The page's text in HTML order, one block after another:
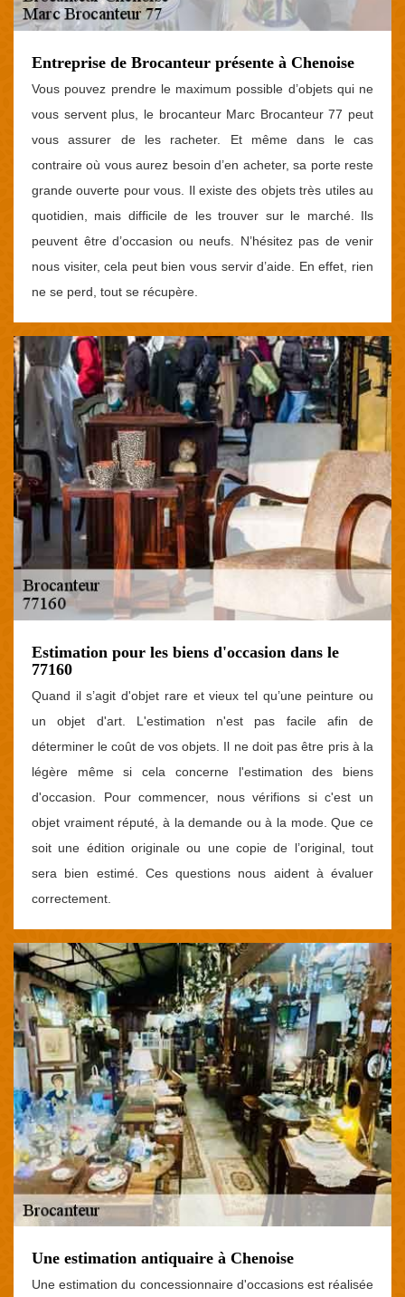
Entreprise de Brocanteur présente à Chenoise
Vous pouvez prendre le maximum possible d’objets qui ne
vous servent plus, le brocanteur Marc Brocanteur 77 peut
vous assurer de les racheter. Et même dans le cas
contraire où vous aurez besoin d’en acheter, sa porte reste
grande ouverte pour vous. Il existe des objets très utiles au
quotidien, mais difficile de les trouver sur le marché. Ils
peuvent être d’occasion ou neufs. N’hésitez pas de venir
nous visiter, cela peut bien vous servir d’aide. En effet, rien
ne se perd, tout se récupère.
Estimation pour les biens d'occasion dans le
77160
Quand il s’agit d'objet rare et vieux tel qu’une peinture ou
un objet d'art. L'estimation n'est pas facile afin de
déterminer le coût de vos objets. Il ne doit pas être pris à la
légère même si cela concerne l'estimation des biens
d'occasion. Pour commencer, nous vérifions si c'est un
objet vraiment réputé, à la demande ou à la mode. Que ce
soit une édition originale ou une copie de l’original, tout
sera bien estimé. Ces questions nous aident à évaluer
correctement.
Une estimation antiquaire à Chenoise
Une estimation du concessionnaire d'occasions est réalisée